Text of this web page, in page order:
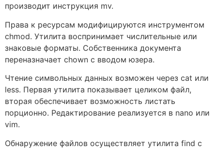
производит инструкция mv.
Права к ресурсам модифицируются инструментом
chmod. Утилита воспринимает числительные или
знаковые форматы. Собственника документа
переназначает chown с вводом юзера.
Чтение символьных данных возможен через cat или
less. Первая утилита показывает целиком файл,
вторая обеспечивает возможность листать
порционно. Редактирование реализуется в nano или
vim.
Обнаружение файлов осуществляет утилита find с